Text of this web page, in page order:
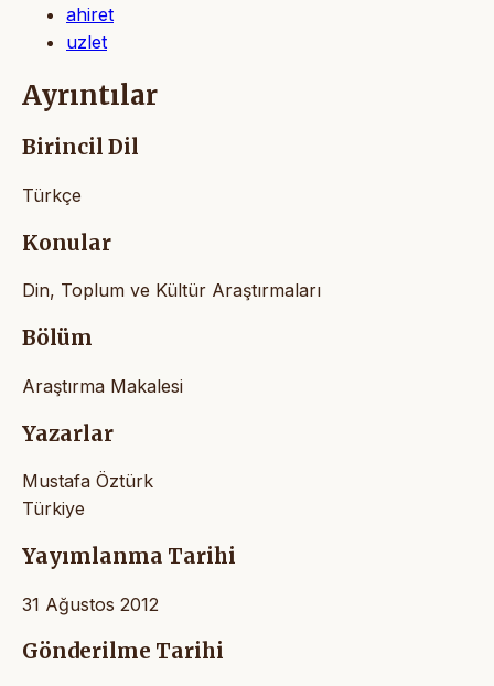
ahiret
uzlet
Ayrıntılar
Birincil Dil
Türkçe
Konular
Din, Toplum ve Kültür Araştırmaları
Bölüm
Araştırma Makalesi
Yazarlar
Mustafa Öztürk
Türkiye
Yayımlanma Tarihi
31 Ağustos 2012
Gönderilme Tarihi